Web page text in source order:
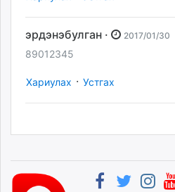
эрдэнэбулган · 2017/01/30
89012345
Хариулах · Устгах